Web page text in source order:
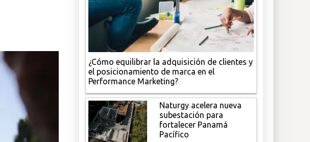
¿Cómo equilibrar la adquisición de clientes y
el posicionamiento de marca en el
Performance Marketing?
Naturgy acelera nueva
subestación para
fortalecer Panamá
Pacífico